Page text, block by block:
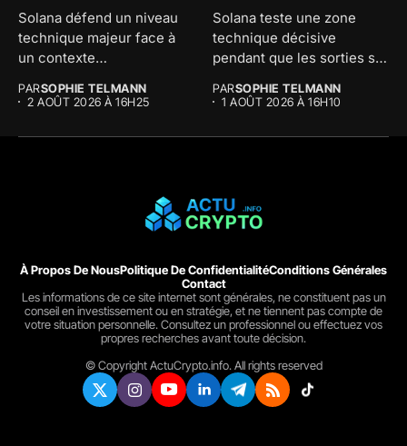
Solana défend un niveau
technique majeur face à
un contexte
tendu....
PARSOPHIE TELMANN
2 AOÛT 2026 À 16H25
Solana teste une zone
technique décisive
pendant que les sorties sur
PARSOPHIE TELMANN
1 AOÛT 2026 À 16H10
À Propos De NousPolitique De ConfidentialitéConditions Générales
Contact
Les informations de ce site internet sont générales, ne constituent pas un
conseil en investissement ou en stratégie, et ne tiennent pas compte de
votre situation personnelle. Consultez un professionnel ou effectuez vos
propres recherches avant toute décision.
© Copyright ActuCrypto.info. All rights reserved